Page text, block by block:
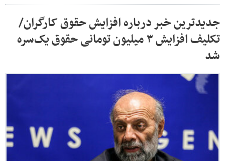
جدیدترین خبر درباره افزایش حقوق کارگران/
تکلیف افزایش ۳ میلیون تومانی حقوق یک‌سره
شد